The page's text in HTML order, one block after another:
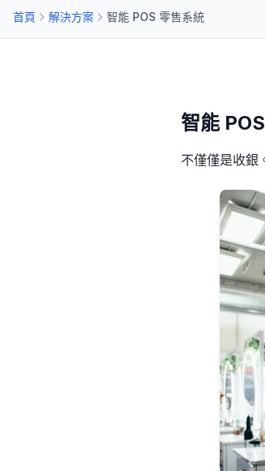
首頁 解決方案 智能 POS 零售系統
智能
不僅僅是收銀